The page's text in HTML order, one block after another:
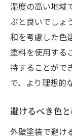
外壁塗装
外壁
外壁
外壁
外壁
外壁
湿度の高い地域
ぶと良いでしょ
和を考慮した色
塗料を使用する
持することがで
で、より理想的
避けるべき色
外壁塗装で避け